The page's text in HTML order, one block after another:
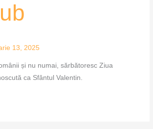
13, 2025
și nu numai, sărbătoresc Ziua
ca Sfântul Valentin.